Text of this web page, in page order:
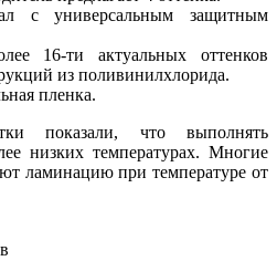
с универсальным защитным
16-ти актуальных оттенков
из поливинилхлорида.
пленка.
показали, что выполнять
низких температурах. Многие
ламинацию при температуре от